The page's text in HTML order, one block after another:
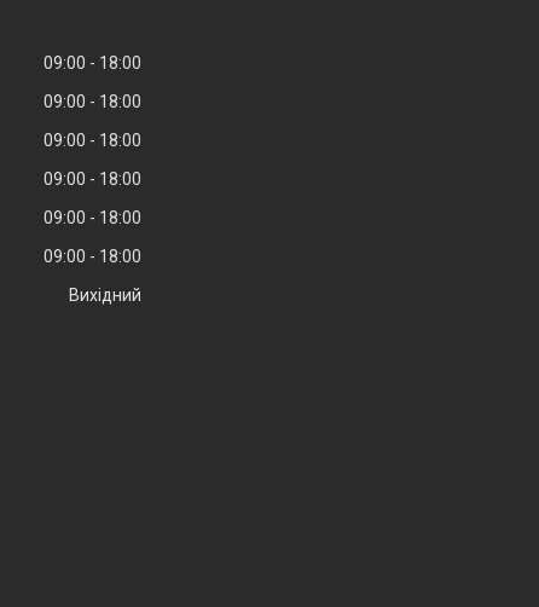
09:00
18:00
09:00
18:00
09:00
18:00
09:00
18:00
09:00
18:00
09:00
18:00
Вихідний